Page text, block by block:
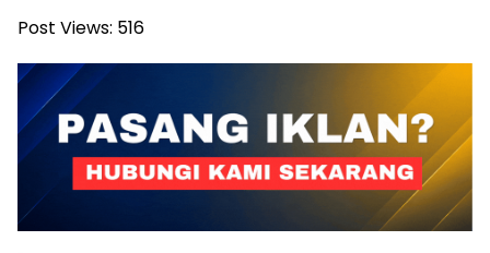
Post Views: 516